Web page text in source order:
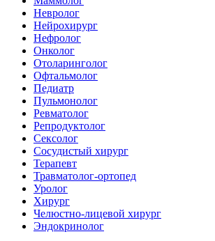
Невролог
Нейрохирург
Нефролог
Онколог
Отоларинголог
Офтальмолог
Педиатр
Пульмонолог
Ревматолог
Репродуктолог
Сексолог
Сосудистый хирург
Терапевт
Травматолог-ортопед
Уролог
Хирург
Челюстно-лицевой хирург
Эндокринолог